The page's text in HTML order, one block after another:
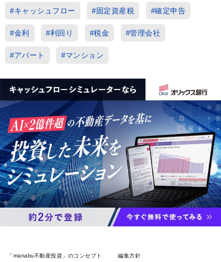
#キャッシュフロー #固定資産税 #確定申告
#金利 #利回り #税金 #管理会社
#アパート #マンション
「manabu不動産投資」のコンセプト 編集方針